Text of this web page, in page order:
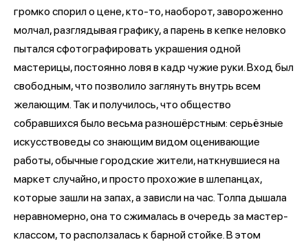
громко спорил о цене, кто-то, наоборот, завороженно
молчал, разглядывая графику, а парень в кепке неловко
пытался сфотографировать украшения одной
мастерицы, постоянно ловя в кадр чужие руки. Вход был
свободным, что позволило заглянуть внутрь всем
желающим. Так и получилось, что общество
собравшихся было весьма разношёрстным: серьёзные
искусствоведы со знающим видом оценивающие
работы, обычные городские жители, наткнувшиеся на
маркет случайно, и просто прохожие в шлепанцах,
которые зашли на запах, а зависли на час. Толпа дышала
неравномерно, она то сжималась в очередь за мастер-
классом, то расползалась к барной стойке. В этом